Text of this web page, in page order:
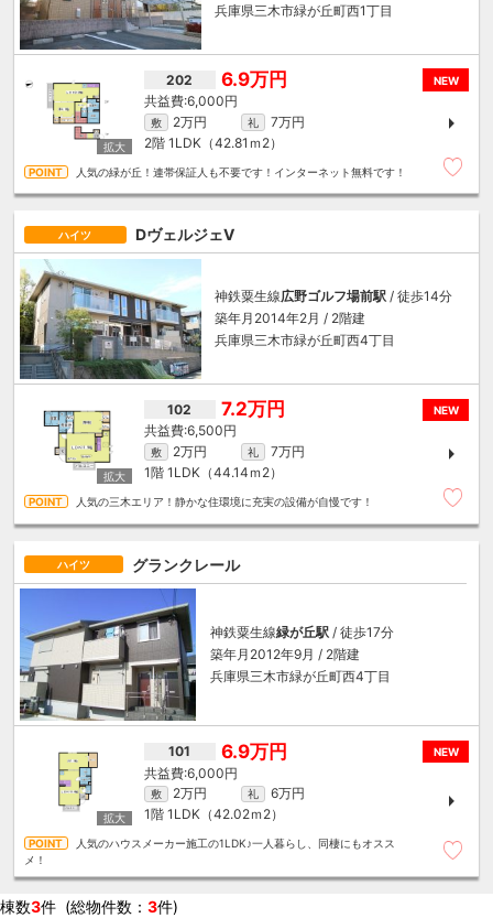
兵庫県三木市緑が丘町西1丁目
NEW
202 6.9万円
6,000円
敷 2万円 礼
7万円
2階 1LDK（42.81ｍ 2）
人気の緑が丘！連帯保証人も不要です！インターネット無料です！
ハイツ DヴェルジェⅤ
神鉄粟生線広野ゴルフ場前駅 / 徒歩14分
築年月2014年2月 / 2階建
兵庫県三木市緑が丘町西4丁目
NEW
102 7.2万円
6,500円
敷 2万円 礼
7万円
1階 1LDK（44.14ｍ 2）
人気の三木エリア！静かな住環境に充実の設備が自慢です！
ハイツ グランクレール
神鉄粟生線緑が丘駅/ 徒歩17分
築年月2012年9月 / 2階建
兵庫県三木市緑が丘町西4丁目
NEW
101 6.9万円
6,000円
敷 2万円 礼
6万円
1階 1LDK（42.02ｍ 2）
人気のハウスメーカー施工の1LDK♪一人暮らし、同棲にもオスス
メ！
棟数3件 (総物件数： 3件)